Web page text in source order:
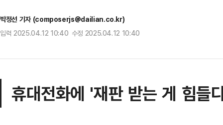
박정선 기자 (composerjs@dailian.co.kr)
입력 2025.04.12 10:40 수정 2025.04.12 10:40
휴대전화에 '재판 받는 게 힘들